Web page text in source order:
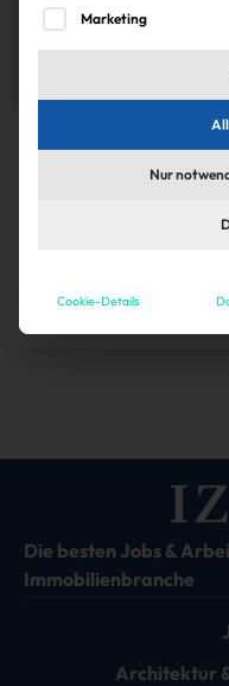
Birger Ohl leitet
Als Nachfolger für Stephan
Die besten Jobs &
Immobilienbranche
Architektur
Marketing
Nur
Cookie-Details